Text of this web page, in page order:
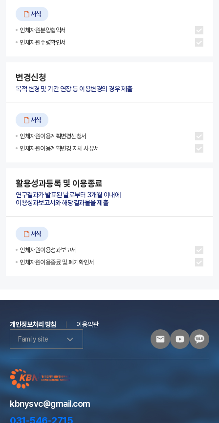
서식
인체자원분양협약서
인체자원수령확인서
변경신청
목적 변경 및 기간 연장 등 이용변경의 경우 제출
서식
인체자원이용계획변경신청서
인체자원이용계획변경 지체 사유서
활용성과등록 및 이용종료
연구결과가 발표된 날로부터 3개월 이내에
이용성과보고서와 해당결과물을 제출
서식
인체자원이용성과보고서
인체자원이용종료 및 폐기확인서
개인정보처리 방침
이용약관
Family site
kbnysvc@gmail.com